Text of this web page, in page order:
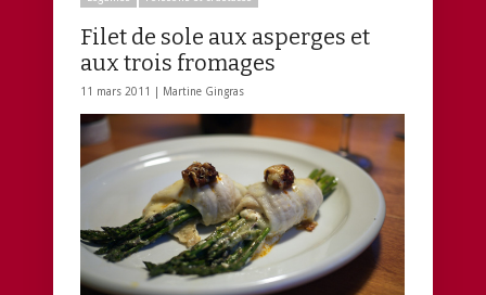
Filet de sole aux asperges et
aux trois fromages
11 mars 2011 | Martine Gingras